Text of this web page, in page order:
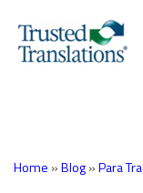
Home »Blog»Para